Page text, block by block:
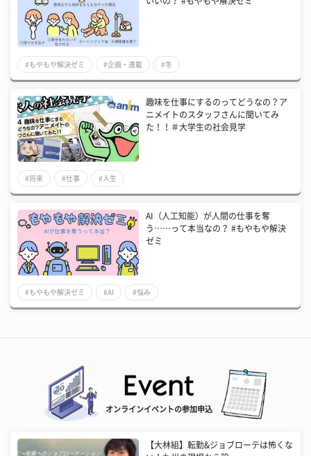
#もやもや解決ゼミ #企画・連載 #冬
趣味を仕事にするのってどうなの？ア
ニメイトのスタッフさんに聞いてみ
た！！＃大学生の社会見学
#将来 #仕事 #人生
AI（人工知能）が人間の仕事を奪
う……って本当なの？ #もやもや解決
ゼミ
#もやもや解決ゼミ #AI #悩み
オンラインイベントの参加申込
【大林組】転勤&ジョブローテは怖くな